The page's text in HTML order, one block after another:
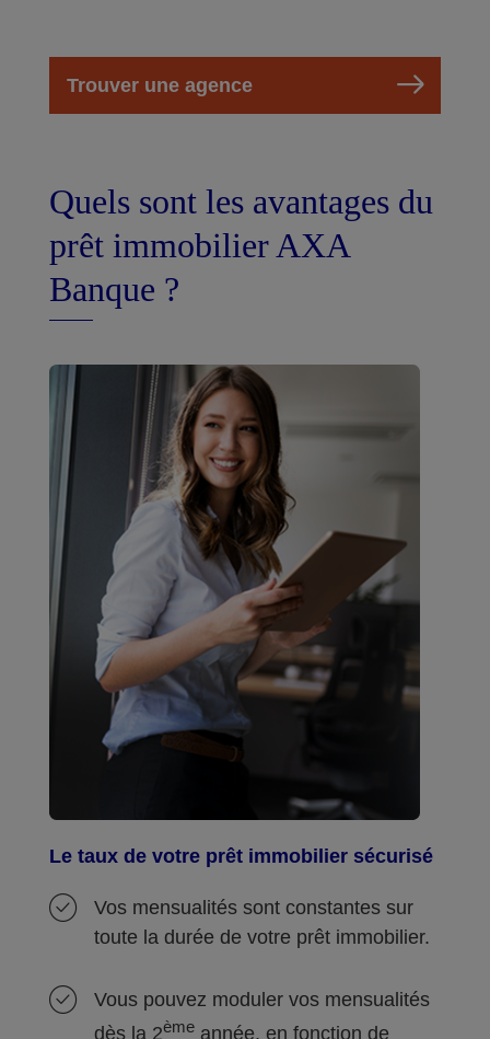
Trouver une agence
Quels sont les avantages du
prêt immobilier AXA
Banque ?
Le taux de votre prêt immobilier sécurisé
Vos mensualités sont constantes sur
toute la durée de votre prêt immobilier.
Vous pouvez moduler vos mensualités
dès la 2ème année, en fonction de